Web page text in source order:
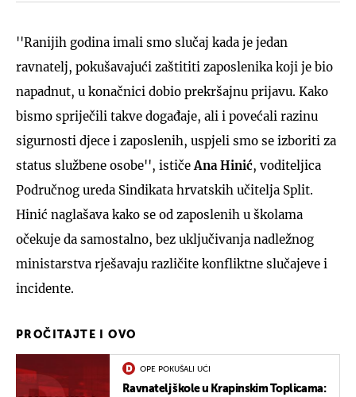
''Ranijih godina imali smo slučaj kada je jedan
ravnatelj, pokušavajući zaštititi zaposlenika koji je bio
napadnut, u konačnici dobio prekršajnu prijavu. Kako
bismo spriječili takve događaje, ali i povećali razinu
sigurnosti djece i zaposlenih, uspjeli smo se izboriti za
status službene osobe'', ističe Ana Hinić, voditeljica
Područnog ureda Sindikata hrvatskih učitelja Split.
Hinić naglašava kako se od zaposlenih u školama
očekuje da samostalno, bez uključivanja nadležnog
ministarstva rješavaju različite konfliktne slučajeve i
incidente.
PROČITAJTE I OVO
OPE POKUŠALI UĆI
Ravnatelj škole u Krapinskim Toplicama: